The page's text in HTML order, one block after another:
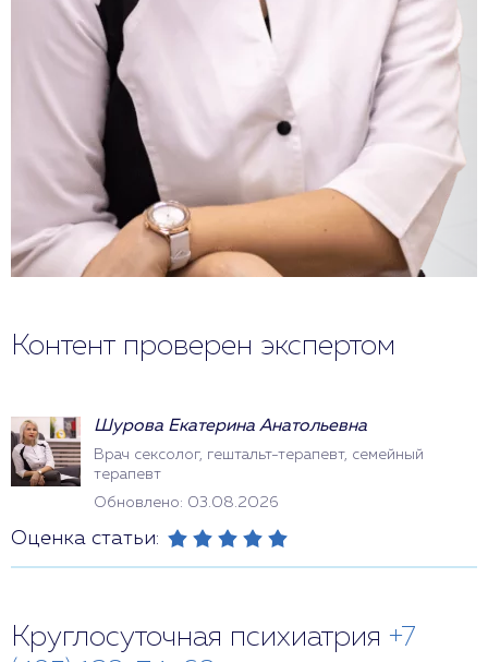
Контент проверен экспертом
Шурова Екатерина Анатольевна
Врач сексолог, гештальт-терапевт, семейный
терапевт
Обновлено: 03.08.2026
Оценка статьи:
Круглосуточная психиатрия +7